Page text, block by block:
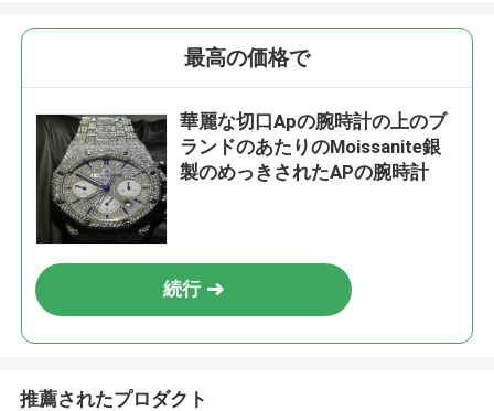
最高の価格で
華麗な切口Apの腕時計の上のブ
ランドのあたりのMoissanite銀
製のめっきされたAPの腕時計
続行
推薦されたプロダクト